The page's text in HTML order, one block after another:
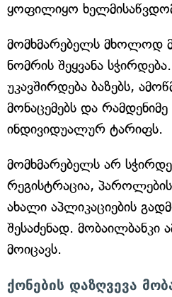
ყოფილიყო
მომხმარებელს მხოლოდ
ნომრის შეყვანა
უკავშირდება ბაზებს,
მონაცემებს და
ინდივიდუალურ ტარიფს.
მომხმარებელს არ
რეგისტრაცია,
ახალი აპლიკაციების
შესაძენად. მობაილბანკი
მოიცავს.
ქონების დაზღვევა